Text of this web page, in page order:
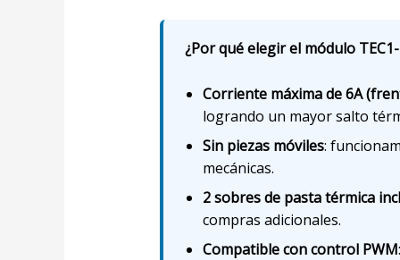
¿Por qué elegir el módulo
Corriente máxima de 6A
logrando un mayor salto
Sin piezas móviles:
mecánicas.
2 sobres de pasta térmica
compras adicionales.
Compatible con control PWM